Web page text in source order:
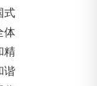
式
体
精
谐